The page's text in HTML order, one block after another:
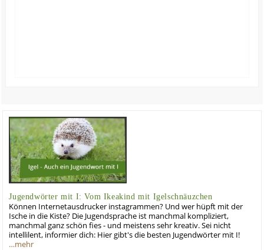
Jugendwörter mit I: Vom Ikeakind mit Igelschnäuzchen
Können Internetausdrucker instagrammen? Und wer hüpft mit der
Ische in die Kiste? Die Jugendsprache ist manchmal kompliziert,
manchmal ganz schön fies - und meistens sehr kreativ. Sei nicht
intellilent, informier dich: Hier gibt's die besten Jugendwörter mit I!
…mehr